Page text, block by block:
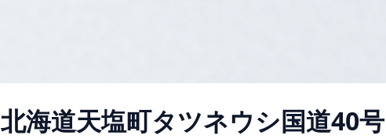
北海道天塩町タツネウシ国道40号